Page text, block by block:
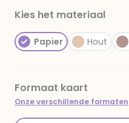
Kies het materiaal
Papier Hout
Formaat kaart
Onze verschillende formaten